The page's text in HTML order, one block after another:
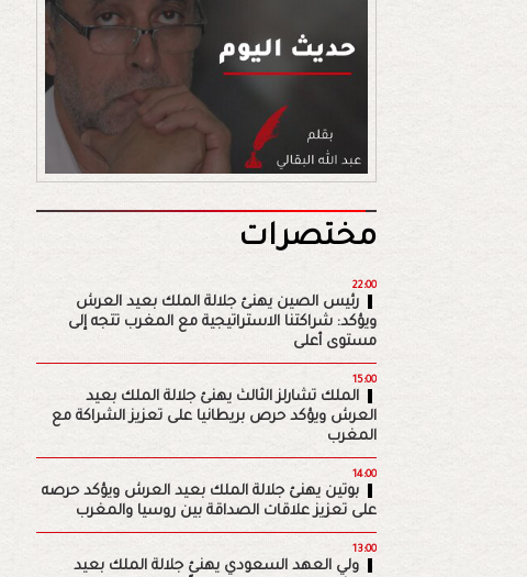
مختصرات
22:00
رئيس الصين يهنئ جلالة الملك بعيد العرش
ويؤكد: شراكتنا الاستراتيجية مع المغرب تتجه إلى
مستوى أعلى
15:00
الملك تشارلز الثالث يهنئ جلالة الملك بعيد
العرش ويؤكد حرص بريطانيا على تعزيز الشراكة مع
المغرب
14:00
بوتين يهنئ جلالة الملك بعيد العرش ويؤكد حرصه
على تعزيز علاقات الصداقة بين روسيا والمغرب
13:00
ولي العهد السعودي يهنئ جلالة الملك بعيد